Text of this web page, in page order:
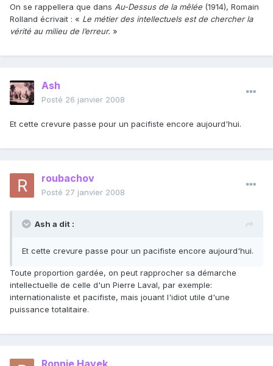
On se rappellera que dans Au-Dessus de la mêlée (1914), Romain
Rolland écrivait : « Le métier des intellectuels est de chercher la
vérité au milieu de l’erreur. »
Ash
Posté 26 janvier 2008
Et cette crevure passe pour un pacifiste encore aujourd'hui.
roubachov
Posté 27 janvier 2008
Ash a dit :
Et cette crevure passe pour un pacifiste encore aujourd'hui.
Toute proportion gardée, on peut rapprocher sa démarche
intellectuelle de celle d'un Pierre Laval, par exemple:
internationaliste et pacifiste, mais jouant l'idiot utile d'une
puissance totalitaire.